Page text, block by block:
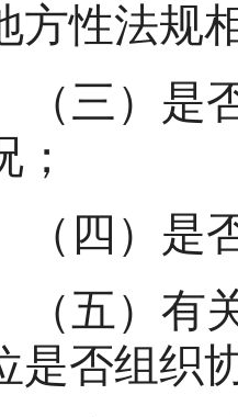
方性法规
）是否
）是否
）有关
是否组织